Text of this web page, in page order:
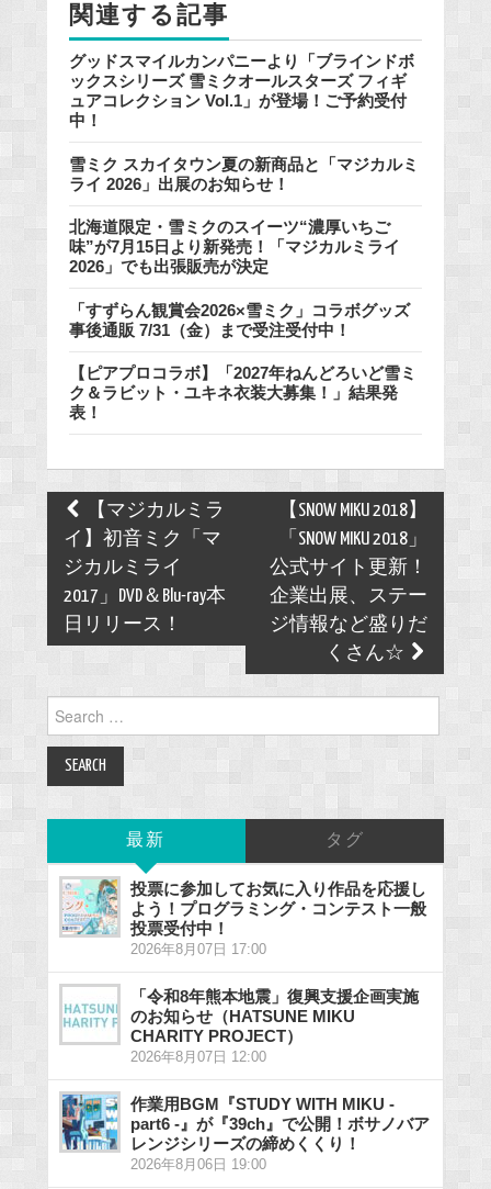
関連する記事
グッドスマイルカンパニーより「ブラインドボ
ックスシリーズ 雪ミクオールスターズ フィギ
ュアコレクション Vol.1」が登場！ご予約受付
中！
雪ミク スカイタウン夏の新商品と「マジカルミ
ライ 2026」出展のお知らせ！
北海道限定・雪ミクのスイーツ“濃厚いちご
味”が7月15日より新発売！「マジカルミライ
2026」でも出張販売が決定
「すずらん観賞会2026×雪ミク」コラボグッズ
事後通販 7/31（金）まで受注受付中！
【ピアプロコラボ】「2027年ねんどろいど雪ミ
ク＆ラビット・ユキネ衣装大募集！」結果発
表！
Post
navigation
【マジカルミラ
イ】初音ミク「マ
ジカルミライ
2017」DVD＆Blu-ray本
日リリース！
【SNOW MIKU 2018】
「SNOW MIKU 2018」
公式サイト更新！
企業出展、ステー
ジ情報など盛りだ
くさん☆
for:
最新 タグ
投票に参加してお気に入り作品を応援し
よう！プログラミング・コンテスト一般
投票受付中！
2026年8月07日 17:00
「令和8年熊本地震」復興支援企画実施
のお知らせ（HATSUNE MIKU
CHARITY PROJECT）
2026年8月07日 12:00
作業用BGM『STUDY WITH MIKU -
part6 -』が『39ch』で公開！ボサノバア
レンジシリーズの締めくくり！
2026年8月06日 19:00